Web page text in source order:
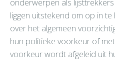
onderwerpen als
liggen uitstekend om op in
over het algemeen
hun politieke voorkeur of
voorkeur wordt afgeleid uit